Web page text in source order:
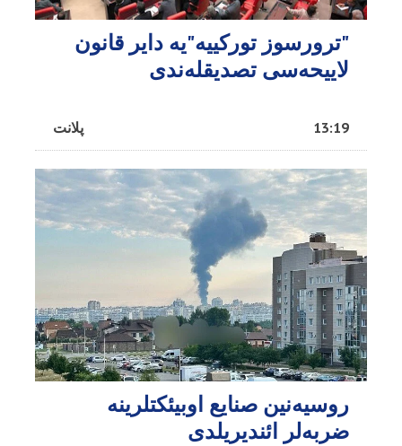
"ترورسوز تورکییه"یه دایر قانون
لاییحه‌سی تصدیقله‌ندی
پلانت 13:19
روسیه‌نین صنایع اوبیئکتلرینه
ضربه‌لر ائندیریلدی